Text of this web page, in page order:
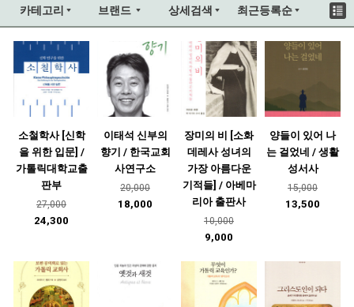
카테고리 브랜드 상세검색 최근등록순
소철학사 [신학
을 위한 입문] /
가톨릭대학교출
판부
27,000
24,300
이태석 신부의
향기 / 한국교회
사연구소
20,000
18,000
장미의 비 [소화
데레사 성녀의
가장 아름다운
기적들] / 아베마
리아 출판사
10,000
9,000
양들이 있어 나
는 걸었네 / 생활
성서사
15,000
13,500